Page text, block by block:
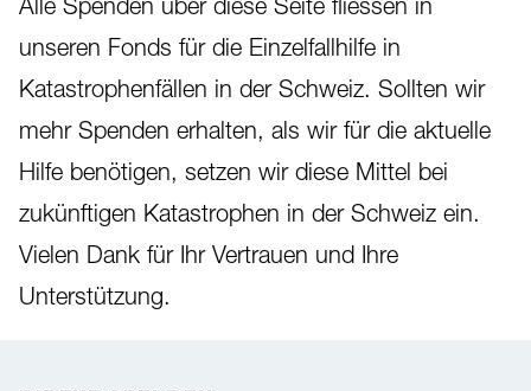
unseren Fonds für die Einzelfallhilfe in
Katastrophenfällen in der Schweiz. Sollten wir
mehr Spenden erhalten, als wir für die aktuelle
Hilfe benötigen, setzen wir diese Mittel bei
zukünftigen Katastrophen in der Schweiz ein.
Vielen Dank für Ihr Vertrauen und Ihre
Unterstützung.